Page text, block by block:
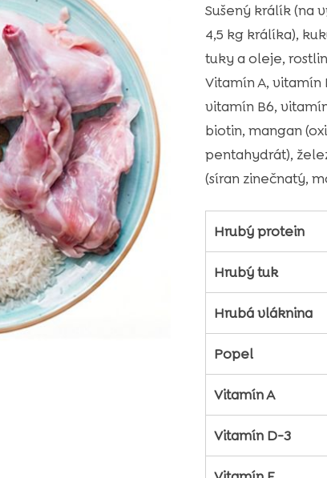
Sušený králík (na
4,5 kg králíka),
tuky a oleje,
Vitamín A, vitamín
vitamín B6,
biotin, mangan
pentahydrát),
(síran zinečnatý,
Hrubý protein
Hrubý tuk
Hrubá vláknina
Popel
Vitamín A
Vitamín D-3